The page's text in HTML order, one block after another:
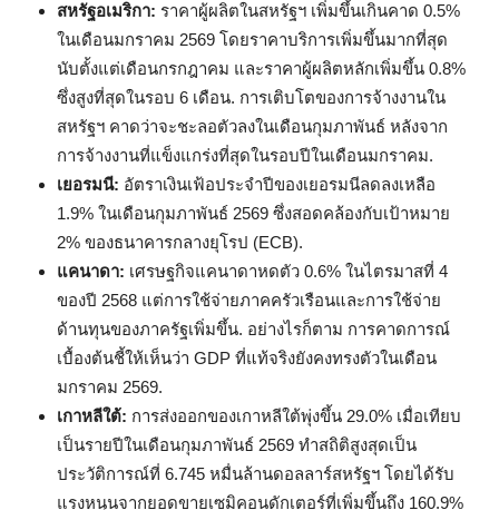
สหรัฐอเมริกา: ราคาผู้ผลิตในสหรัฐฯ เพิ่มขึ้นเกินคาด 0.5%
ในเดือนมกราคม 2569 โดยราคาบริการเพิ่มขึ้นมากที่สุด
นับตั้งแต่เดือนกรกฎาคม และราคาผู้ผลิตหลักเพิ่มขึ้น 0.8%
ซึ่งสูงที่สุดในรอบ 6 เดือน. การเติบโตของการจ้างงานใน
สหรัฐฯ คาดว่าจะชะลอตัวลงในเดือนกุมภาพันธ์ หลังจาก
การจ้างงานที่แข็งแกร่งที่สุดในรอบปีในเดือนมกราคม.
เยอรมนี: อัตราเงินเฟ้อประจำปีของเยอรมนีลดลงเหลือ
1.9% ในเดือนกุมภาพันธ์ 2569 ซึ่งสอดคล้องกับเป้าหมาย
2% ของธนาคารกลางยุโรป (ECB).
แคนาดา: เศรษฐกิจแคนาดาหดตัว 0.6% ในไตรมาสที่ 4
ของปี 2568 แต่การใช้จ่ายภาคครัวเรือนและการใช้จ่าย
ด้านทุนของภาครัฐเพิ่มขึ้น. อย่างไรก็ตาม การคาดการณ์
เบื้องต้นชี้ให้เห็นว่า GDP ที่แท้จริงยังคงทรงตัวในเดือน
มกราคม 2569.
เกาหลีใต้: การส่งออกของเกาหลีใต้พุ่งขึ้น 29.0% เมื่อเทียบ
เป็นรายปีในเดือนกุมภาพันธ์ 2569 ทำสถิติสูงสุดเป็น
ประวัติการณ์ที่ 6.745 หมื่นล้านดอลลาร์สหรัฐฯ โดยได้รับ
แรงหนุนจากยอดขายเซมิคอนดักเตอร์ที่เพิ่มขึ้นถึง 160.9%